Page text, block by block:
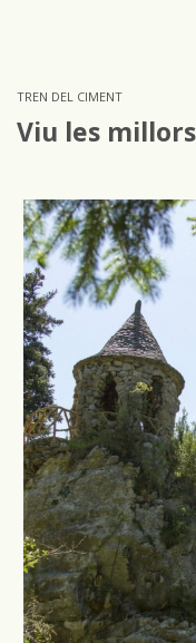
TREN DEL CIMENT
Viu les